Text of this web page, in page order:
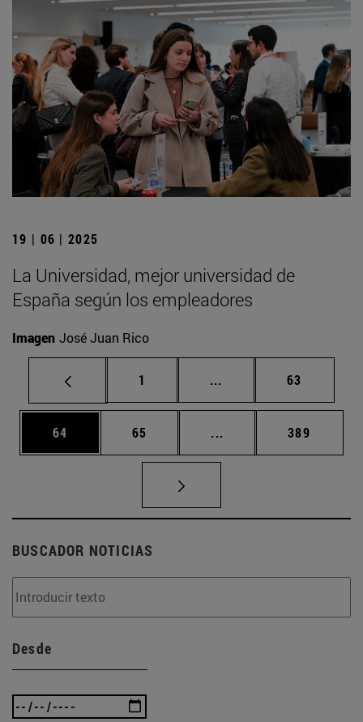
19 | 06 | 2025
La Universidad, mejor universidad de
España según los empleadores
Imagen José Juan Rico
Página
1 ... Páginas intermedias
Página
63
Página
64 Página
65 ... Páginas intermedias
Página
389
BUSCADOR NOTICIAS
Desde